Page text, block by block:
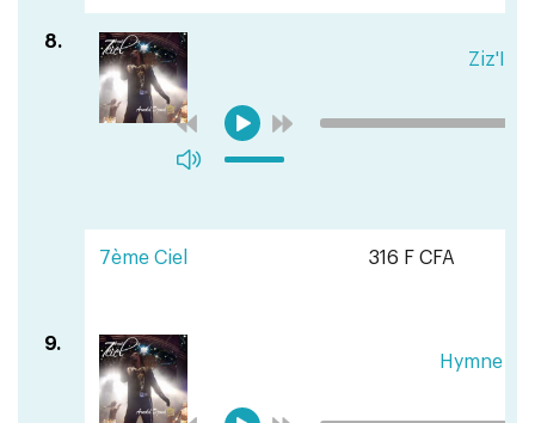
8.
7ème Ciel 316 F CFA
9.
Hymne à